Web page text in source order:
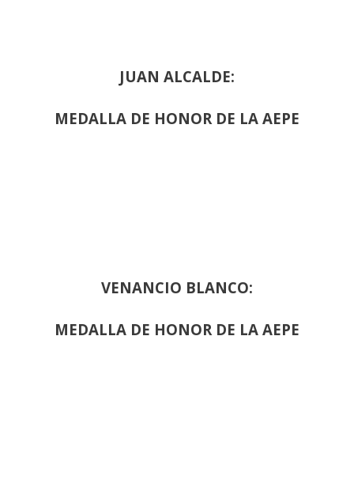
JUAN ALCALDE:
MEDALLA DE HONOR DE LA AEPE
VENANCIO BLANCO:
MEDALLA DE HONOR DE LA AEPE